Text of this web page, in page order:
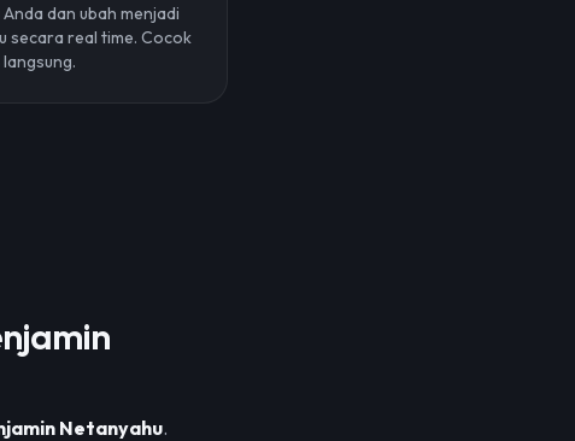
dan ubah menjadi
secara real time. Cocok
Netanyahu.